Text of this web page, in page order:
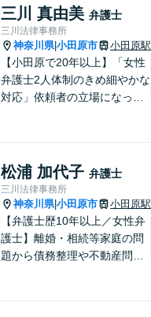
問題に対応可能です。お気軽
にご相談ください。
三川 真由美 弁護士
三川法律事務所
神奈川県|小田原市 小田原駅
【小田原で20年以上】「女性
弁護士2人体制のきめ細やかな
対応」依頼者の立場になって
す。【離婚／子連れ相談可】
複雑・高額な財産分与も安心
【民事信託士】資格を生かし
た相続対策
松浦 加代子 弁護士
三川法律事務所
神奈川県|小田原市 小田原駅
【弁護士歴10年以上／女性弁
護士】離婚・相続等家庭の問
題から債務整理や不動産問題